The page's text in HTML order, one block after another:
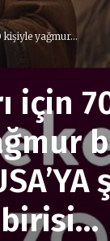
kişiyle yağmur...
için
birisi…